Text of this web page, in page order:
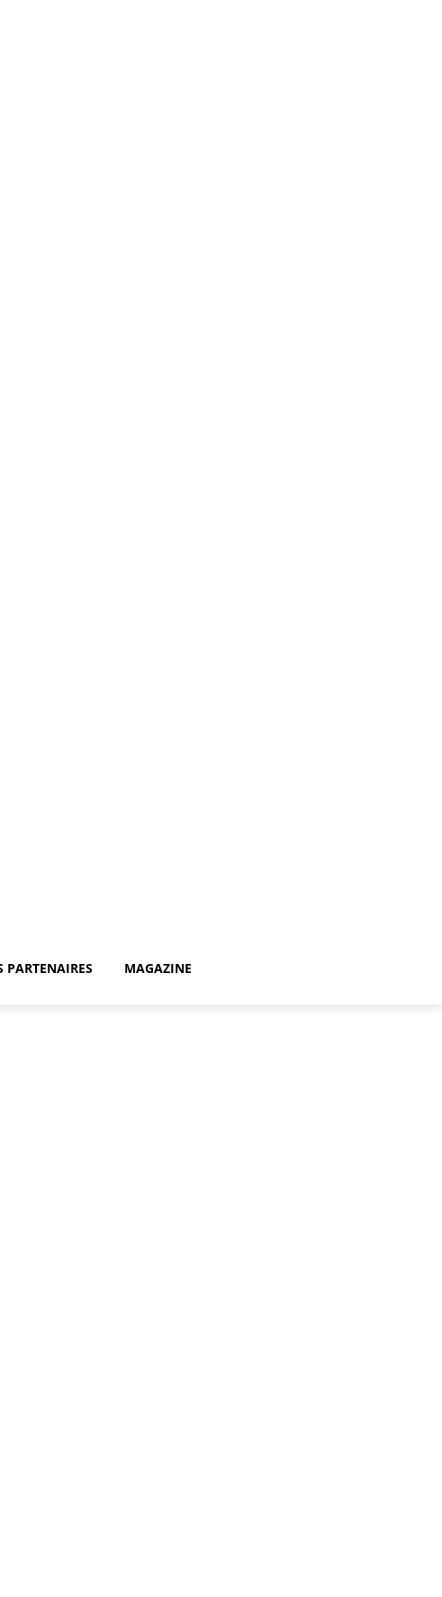
PARTENAIRES MAGAZINE